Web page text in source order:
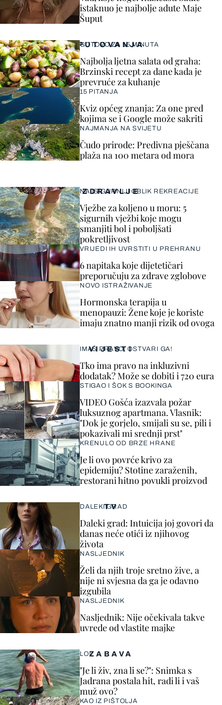
VIJESTI
IMAŠ PRAVO, OSTVARI GA!
Tko ima pravo na inkluzivni
dodatak? Može se dobiti i 720 eura
STIGAO I ŠOK S BOOKINGA
VIDEO Gošća izazvala požar
luksuznog apartmana. Vlasnik:
"Dok je gorjelo, smijali su se, pili i
pokazivali mi srednji prst"
KRENULO OD BRZE HRANE
Je li ovo povrće krivo za
epidemiju? Stotine zaraženih,
restorani hitno povukli proizvod
istaknuo je najbolje adute Maje
Šuput
ZDRAVLJE
NAJSIGURNIJI OBLIK REKREACIJE
Vježbe za koljeno u moru: 5
sigurnih vježbi koje mogu
smanjiti bol i poboljšati
pokretljivost
VRIJEDI IH UVRSTITI U PREHRANU
6 napitaka koje dijetetičari
preporučuju za zdrave zglobove
NOVO ISTRAŽIVANJE
Hormonska terapija u
menopauzi: Žene koje je koriste
imaju znatno manji rizik od ovoga
ZABAVA
LOL
"Je li živ, zna li se?": Snimka s
Jadrana postala hit, radi li i vaš
muž ovo?
KAO IZ PIŠTOLJA
TV
DALEKI GRAD
Daleki grad: Intuicija joj govori da
danas neće otići iz njihovog
života
NASLJEDNIK
Želi da njih troje sretno žive, a
nije ni svjesna da ga je odavno
izgubila
NASLJEDNIK
Nasljednik: Nije očekivala takve
uvrede od vlastite majke
PUTOVANJA
GOTOVO ZA 15 MINUTA
Najbolja ljetna salata od graha:
Brzinski recept za dane kada je
prevruće za kuhanje
15 PITANJA
Kviz općeg znanja: Za one pred
kojima se i Google može sakriti
NAJMANJA NA SVIJETU
Čudo prirode: Predivna pješčana
plaža na 100 metara od mora